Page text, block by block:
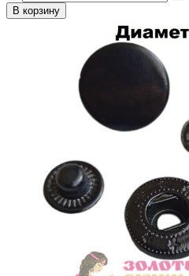
В корзину